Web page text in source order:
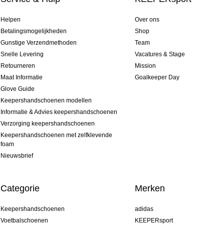
Helpen
Betalingsmogelijkheden
Gunstige Verzendmethoden
Snelle Levering
Retourneren
Maat Informatie
Glove Guide
Keepershandschoenen modellen
Informatie & Advies keepershandschoenen
Verzorging keepershandschoenen
Keepershandschoenen met zelfklevende
foam
Nieuwsbrief
Over ons
Shop
Team
Vacatures & Stage
Mission
Goalkeeper Day
Categorie
Keepershandschoenen
Voetbalschoenen
Merken
adidas
KEEPERsport